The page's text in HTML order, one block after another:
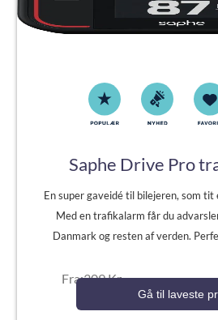
Saphe Drive Pro
En super gaveidé til bilejeren, som tit
Med en trafikalarm får du
Danmark og resten af verden.
Fra:309 Kr.
Gå til laveste